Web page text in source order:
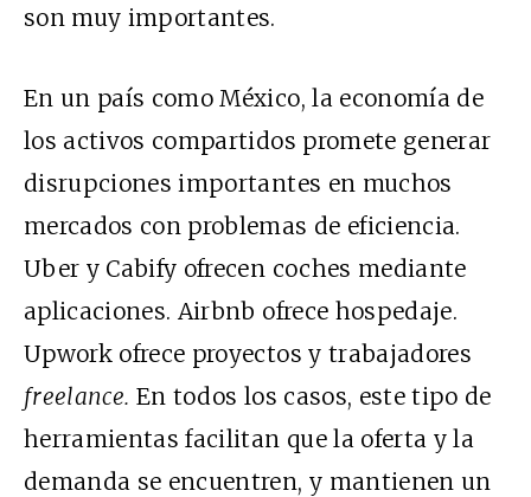
son muy importantes.
En un país como México, la economía de
los activos compartidos promete generar
disrupciones importantes en muchos
mercados con problemas de eficiencia.
Uber y Cabify ofrecen coches mediante
aplicaciones. Airbnb ofrece hospedaje.
Upwork ofrece proyectos y trabajadores
freelance. En todos los casos, este tipo de
herramientas facilitan que la oferta y la
demanda se encuentren, y mantienen un